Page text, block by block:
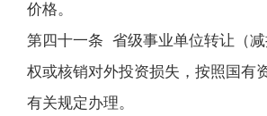
价格。
第四十一条 省级事业单位转让（
权或核销对外投资损失，按照国有
有关规定办理。